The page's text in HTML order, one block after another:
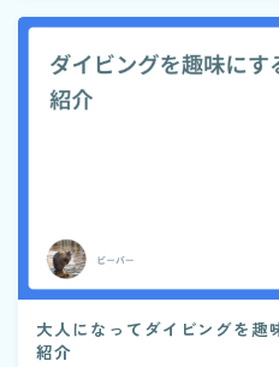
大人になってダイビングを趣
紹介